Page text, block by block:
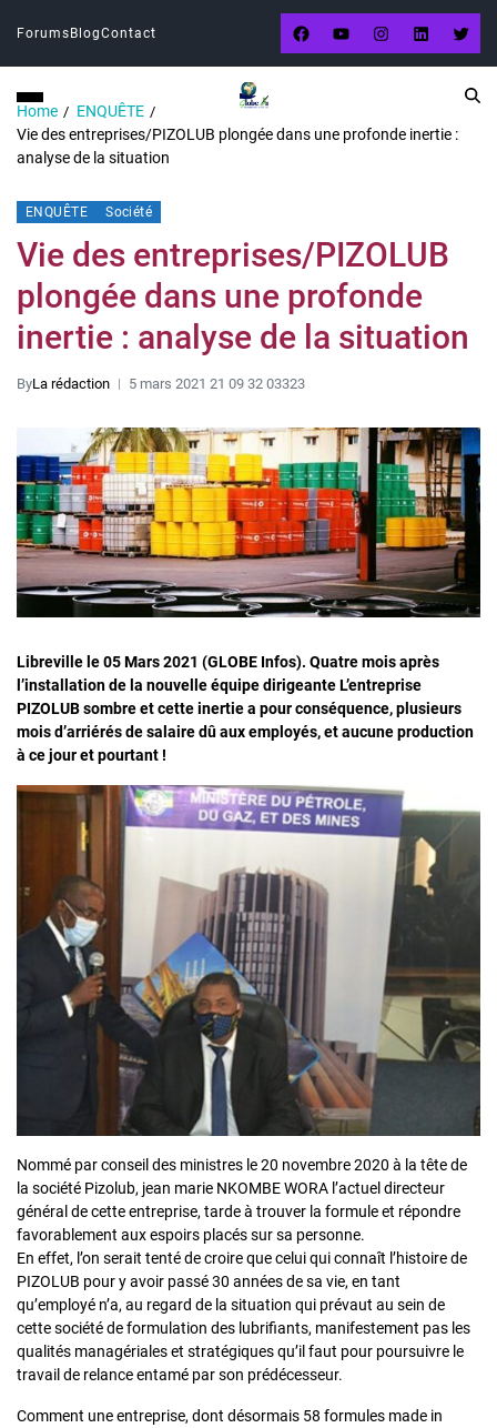
Forums BlogContact
Home
ENQUÊTE
Vie des entreprises/PIZOLUB plongée dans une profonde inertie :
analyse de la situation
ENQUÊTE Société
Vie des entreprises/PIZOLUB
plongée dans une profonde
inertie : analyse de la situation
ByLa rédaction 5 mars 2021 21 09 32 03323
Libreville le 05 Mars 2021 (GLOBE Infos). Quatre mois après
l’installation de la nouvelle équipe dirigeante L’entreprise
PIZOLUB sombre et cette inertie a pour conséquence, plusieurs
mois d’arriérés de salaire dû aux employés, et aucune production
à ce jour et pourtant !
Nommé par conseil des ministres le 20 novembre 2020 à la tête de
la société Pizolub, jean marie NKOMBE WORA l’actuel directeur
général de cette entreprise, tarde à trouver la formule et répondre
favorablement aux espoirs placés sur sa personne.
En effet, l’on serait tenté de croire que celui qui connaît l’histoire de
PIZOLUB pour y avoir passé 30 années de sa vie, en tant
qu’employé n’a, au regard de la situation qui prévaut au sein de
cette société de formulation des lubrifiants, manifestement pas les
qualités managériales et stratégiques qu’il faut pour poursuivre le
travail de relance entamé par son prédécesseur.
Comment une entreprise, dont désormais 58 formules made in